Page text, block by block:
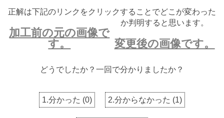
正解は下記のリンクをクリックすることでどこが変わった
か判明すると思います。
加工前の元の画像で
す。
変更後の画像です。
どうでしたか？一回で分かりましたか？
1.分かった (0) 2.分からなかった (1)